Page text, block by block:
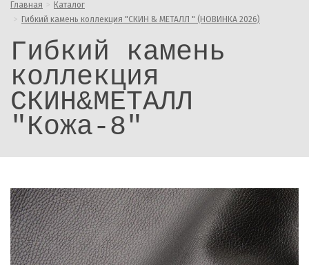
Главная
Каталог
Гибкий камень коллекция "СКИН & МЕТАЛЛ " (НОВИНКА 2026)
Гибкий камень
коллекция
СКИН&МЕТАЛЛ
"Кожа-8"